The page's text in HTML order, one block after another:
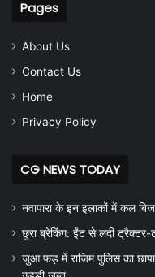
Pages
About Us
Contact Us
Home
Privacy Policy
CG NEWS TODAY
नवापारा के इन इलाकों में कल
छुरा ब्रेकिंग: ईंट से लदी ट्रैक्टर-
जुआ फड़ में राजिम पुलिस का